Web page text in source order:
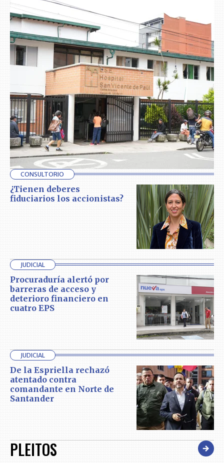
CONSULTORIO
¿Tienen deberes
fiduciarios los accionistas?
JUDICIAL
Procuraduría alertó por
barreras de acceso y
deterioro financiero en
cuatro EPS
JUDICIAL
De la Espriella rechazó
atentado contra
comandante en Norte de
Santander
PLEITOS